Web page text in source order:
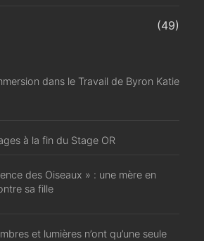
(49)
dans le Travail de Byron Katie
à la fin du Stage OR
des Oiseaux » : une mère en
sa fille
et lumières n’ont qu’une seule